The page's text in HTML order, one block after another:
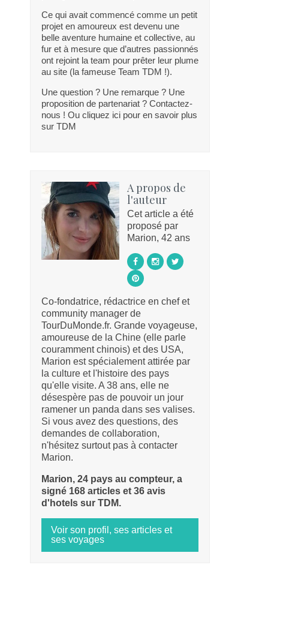
Ce qui avait commencé comme un petit
projet en amoureux est devenu une
belle aventure humaine et collective, au
fur et à mesure que d’autres passionnés
ont rejoint la team pour prêter leur plume
au site (la fameuse Team TDM !).
Une question ? Une remarque ? Une
proposition de partenariat ? Contactez-
nous ! Ou cliquez ici pour en savoir plus
sur TDM
A propos de
l'auteur
Cet article a été
proposé par
Marion, 42 ans
Co-fondatrice, rédactrice en chef et
community manager de
TourDuMonde.fr. Grande voyageuse,
amoureuse de la Chine (elle parle
couramment chinois) et des USA,
Marion est spécialement attirée par
la culture et l'histoire des pays
qu'elle visite. A 38 ans, elle ne
désespère pas de pouvoir un jour
ramener un panda dans ses valises.
Si vous avez des questions, des
demandes de collaboration,
n'hésitez surtout pas à contacter
Marion.
Marion, 24 pays au compteur, a
signé 168 articles et 36 avis
d'hotels sur TDM.
Voir son profil, ses articles et
ses voyages